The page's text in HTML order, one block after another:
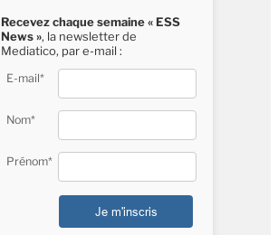
Recevez chaque semaine « ESS
News », la newsletter de
Mediatico, par e-mail :
E-mail*
Nom*
Prénom*